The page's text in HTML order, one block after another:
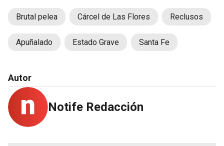
Brutal pelea Cárcel de Las Flores Reclusos
Apuñalado Estado Grave Santa Fe
Autor
Notife Redacción